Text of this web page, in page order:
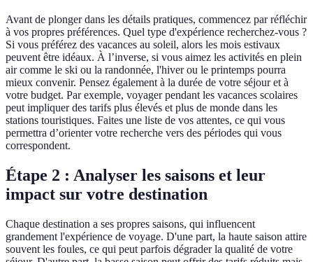
Avant de plonger dans les détails pratiques, commencez par réfléchir
à vos propres préférences. Quel type d'expérience recherchez-vous ?
Si vous préférez des vacances au soleil, alors les mois estivaux
peuvent être idéaux. À l’inverse, si vous aimez les activités en plein
air comme le ski ou la randonnée, l'hiver ou le printemps pourra
mieux convenir. Pensez également à la durée de votre séjour et à
votre budget. Par exemple, voyager pendant les vacances scolaires
peut impliquer des tarifs plus élevés et plus de monde dans les
stations touristiques. Faites une liste de vos attentes, ce qui vous
permettra d’orienter votre recherche vers des périodes qui vous
correspondent.
Étape 2 : Analyser les saisons et leur
impact sur votre destination
Chaque destination a ses propres saisons, qui influencent
grandement l'expérience de voyage. D'une part, la haute saison attire
souvent les foules, ce qui peut parfois dégrader la qualité de votre